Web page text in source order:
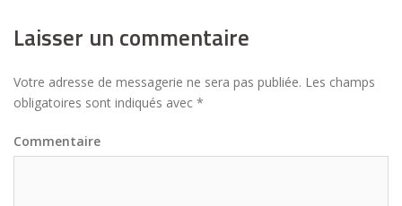
Laisser un commentaire
Votre adresse de messagerie ne sera pas publiée. Les champs
obligatoires sont indiqués avec *
Commentaire